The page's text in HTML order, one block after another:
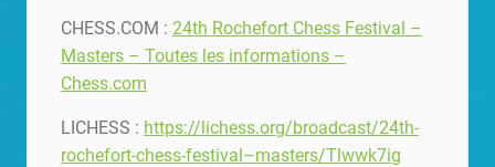
CHESS.COM : 24th Rochefort Chess Festival –
Masters – Toutes les informations –
Chess.com
LICHESS : https://lichess.org/broadcast/24th-
rochefort-chess-festival–masters/Tlwwk7ig